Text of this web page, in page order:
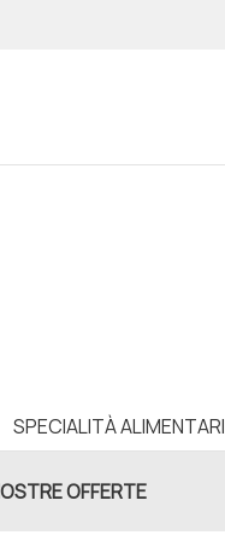
SPECIALITÀ ALIMENTARI
OFFERTE